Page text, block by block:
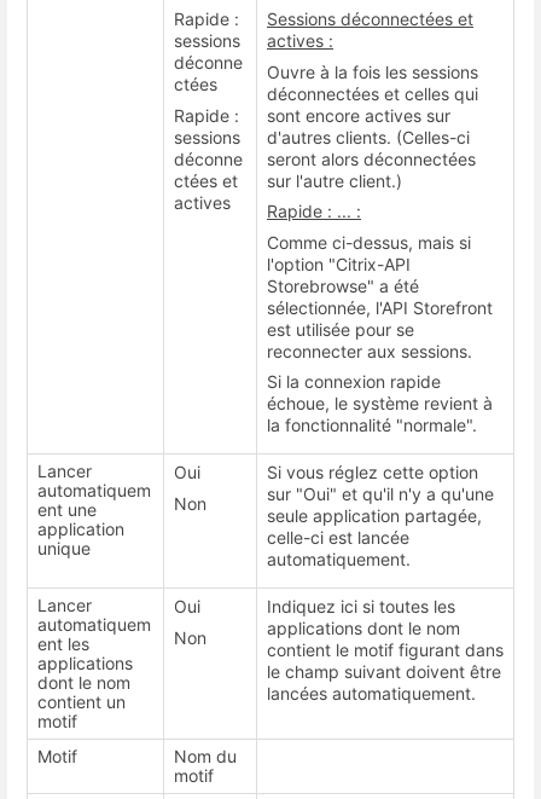
Rapide :
sessions
déconne
ctées
Rapide :
sessions
déconne
ctées et
actives
Sessions déconnectées et
actives :
Ouvre à la fois les sessions
déconnectées et celles qui
sont encore actives sur
d'autres clients. (Celles-ci
seront alors déconnectées
sur l'autre client.)
Rapide : ... :
Comme ci-dessus, mais si
l'option "Citrix-API
Storebrowse" a été
sélectionnée, l'API Storefront
est utilisée pour se
reconnecter aux sessions.
Si la connexion rapide
échoue, le système revient à
la fonctionnalité "normale".
Lancer
automatiquem
ent une
application
unique
Oui
Non
Si vous réglez cette option
sur "Oui" et qu'il n'y a qu'une
seule application partagée,
celle-ci est lancée
automatiquement.
Lancer
automatiquem
ent les
applications
dont le nom
contient un
motif
Oui
Non
Indiquez ici si toutes les
applications dont le nom
contient le motif figurant dans
le champ suivant doivent être
lancées automatiquement.
Motif
Nom du
motif